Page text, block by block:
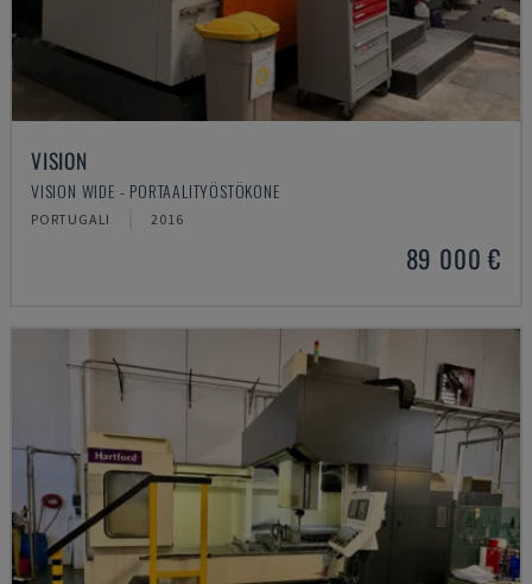
VISION
VISION WIDE - PORTAALITYÖSTÖKONE
PORTUGALI 2016
89 000 €